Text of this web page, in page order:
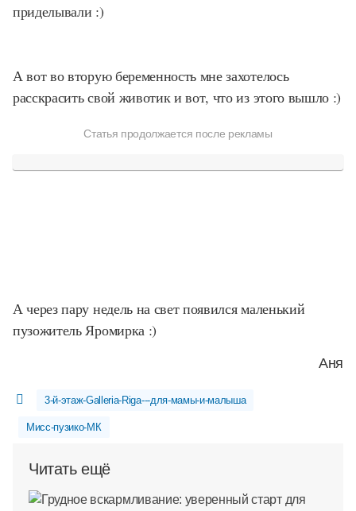
приделывали :)
А вот во вторую беременность мне захотелось
расскрасить свой животик и вот, что из этого вышло :)
Статья продолжается после рекламы
А через пару недель на свет появился маленький
пузожитель Яромирка :)
Аня
3-й-этаж-Galleria-Riga---для-мамы-и-малыша
Мисс-пузико-МК
Читать ещё